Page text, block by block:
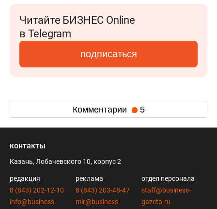
Читайте БИЗНЕС Online
в Telegram
подписаться
Комментарии 5
контакты
Казань, Лобачевского 10, корпус 2
редакция
8 (843) 202-12-10
info@business-
реклама
8 (843) 203-48-47
mir@business-
отдел персонала
staff@business-
gazeta.ru